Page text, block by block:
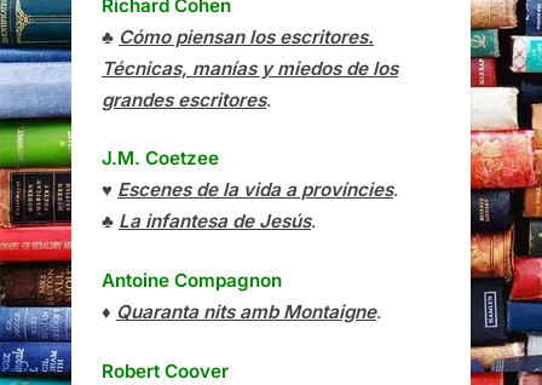
Richard Cohen
♣ Cómo piensan los escritores.
Técnicas, manías y miedos de los
grandes escritores.
J.M. Coetzee
♥ Escenes de la vida a províncies.
♣ La infantesa de Jesús.
Antoine Compagnon
♦ Quaranta nits amb Montaigne.
Robert Coover